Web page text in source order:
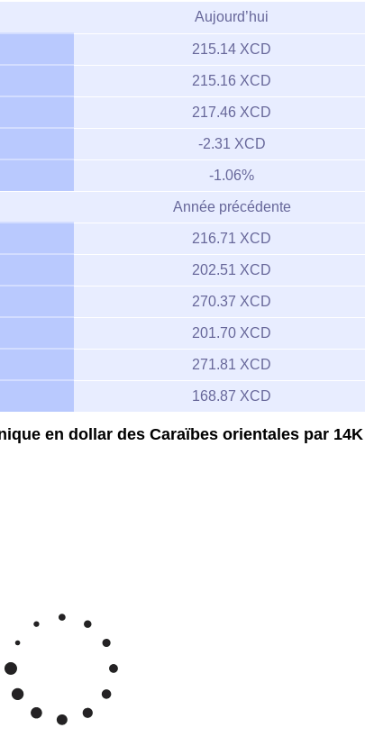
Aujourd’hui
215.14 XCD
215.16 XCD
217.46 XCD
-2.31 XCD
-1.06%
Année précédente
216.71 XCD
202.51 XCD
270.37 XCD
201.70 XCD
271.81 XCD
168.87 XCD
en dollar des Caraïbes orientales par 14K
May '26